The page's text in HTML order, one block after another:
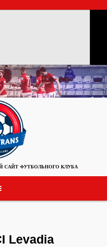
САЙТ ФУТБОЛЬНОГО КЛУБА
Levadia